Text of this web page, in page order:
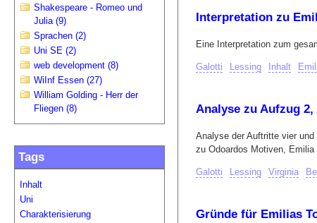
Shakespeare - Romeo und
Julia (9)
Sprachen (2)
Uni SE (2)
web development (8)
WiInf Essen (27)
William Golding - Herr der
Fliegen (8)
Tags
Inhalt
Uni
Charakterisierung
Interpretation zu
Eine Interpretation zum
Galotti Lessing Inhalt
Analyse zu Aufzug
Analyse der Auftritte vier
zu Odoardos Motiven,
Galotti Lessing Virginia
Gründe für Emilias